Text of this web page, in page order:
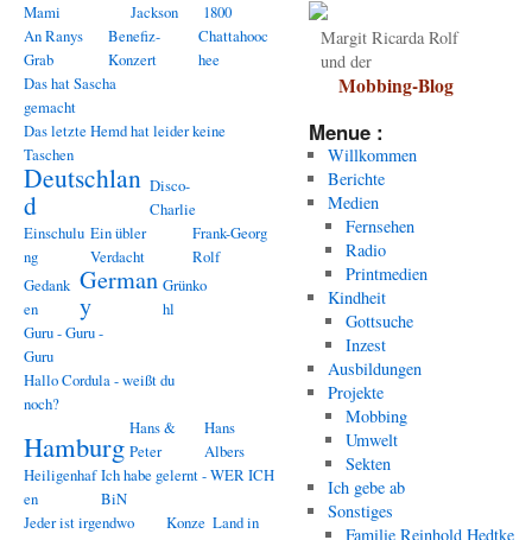
Mami
Jackson
1800
An Ranys
Grab
Benefiz-
Konzert
Chattahooc
hee
Das hat Sascha
gemacht
Das letzte Hemd hat leider keine
Taschen
Deutschlan
d
Disco-
Charlie
Einschulu
ng
Ein übler
Verdacht
Frank-Georg
Rolf
Gedank
en
German
y
Grünko
hl
Guru - Guru -
Guru
Hallo Cordula - weißt du
noch?
Hamburg
Hans &
Peter
Hans
Albers
Heiligenhaf
en
Ich habe gelernt - WER ICH
BiN
Jeder ist irgendwo
Konze Land in
Margit Ricarda Rolf
und der
Mobbing-Blog
Menue :
Willkommen
Berichte
Medien
Fernsehen
Radio
Printmedien
Kindheit
Gottsuche
Inzest
Ausbildungen
Projekte
Mobbing
Umwelt
Sekten
Ich gebe ab
Sonstiges
Familie Reinhold Hedtke